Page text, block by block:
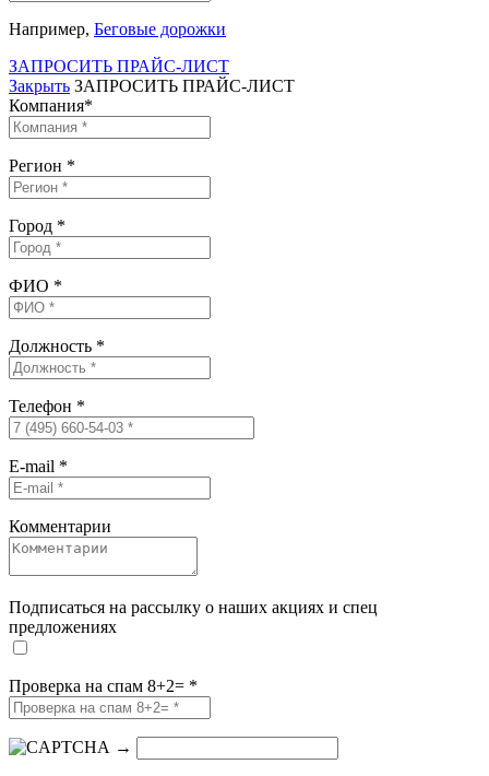
Например, Беговые дорожки
ЗАПРОСИТЬ ПРАЙС-ЛИСТ
Закрыть ЗАПРОСИТЬ ПРАЙС-ЛИСТ
Компания*
Регион *
Город *
ФИО *
Должность *
Телефон *
E-mail *
Комментарии
Подписаться на рассылку о наших акциях и спец
предложениях
Проверка на спам 8+2= *
→